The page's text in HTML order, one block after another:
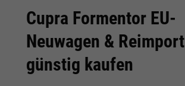
Cupra Formentor EU-
Neuwagen & Reimport
günstig kaufen